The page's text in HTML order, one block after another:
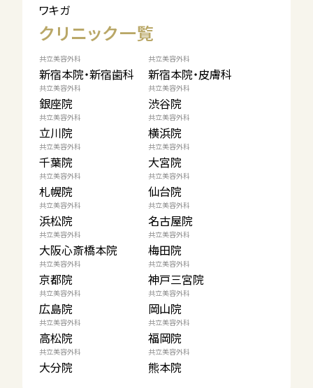
ワキガ
クリニック一覧
共立美容外科
新宿本院・新宿歯科
共立美容外科
新宿本院・皮膚科
共立美容外科
銀座院
共立美容外科
渋谷院
共立美容外科
立川院
共立美容外科
横浜院
共立美容外科
千葉院
共立美容外科
大宮院
共立美容外科
札幌院
共立美容外科
仙台院
共立美容外科
浜松院
共立美容外科
名古屋院
共立美容外科
大阪心斎橋本院
共立美容外科
梅田院
共立美容外科
京都院
共立美容外科
神戸三宮院
共立美容外科
広島院
共立美容外科
岡山院
共立美容外科
高松院
共立美容外科
福岡院
共立美容外科
大分院
共立美容外科
熊本院